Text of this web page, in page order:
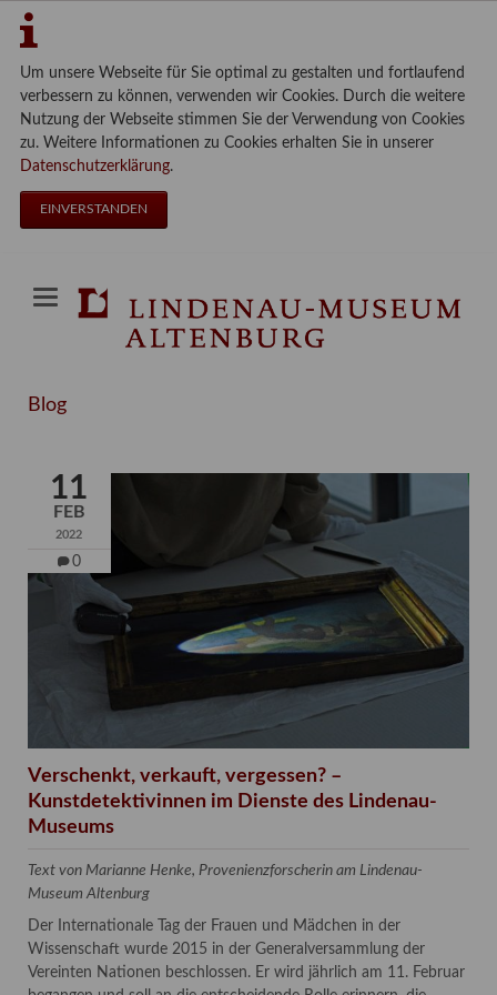
Um unsere Webseite für Sie optimal zu gestalten und fortlaufend
verbessern zu können, verwenden wir Cookies. Durch die weitere
Nutzung der Webseite stimmen Sie der Verwendung von Cookies
zu. Weitere Informationen zu Cookies erhalten Sie in unserer
Datenschutzerklärung.
EINVERSTANDEN
Blog
11
FEB
2022
0
Verschenkt, verkauft, vergessen? –
Kunstdetektivinnen im Dienste des Lindenau-
Museums
Text von Marianne Henke, Provenienzforscherin am Lindenau-
Museum Altenburg
Der Internationale Tag der Frauen und Mädchen in der
Wissenschaft wurde 2015 in der Generalversammlung der
Vereinten Nationen beschlossen. Er wird jährlich am 11. Februar